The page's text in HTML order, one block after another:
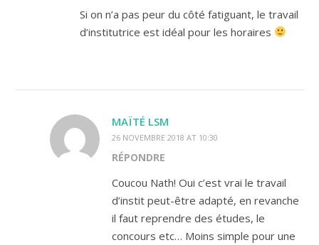
Si on n’a pas peur du côté fatiguant, le travail
d’institutrice est idéal pour les horaires
MAÏTÉ LSM
26 NOVEMBRE 2018 AT 10:30
RÉPONDRE
Coucou Nath! Oui c’est vrai le travail
d’instit peut-être adapté, en revanche
il faut reprendre des études, le
concours etc… Moins simple pour une